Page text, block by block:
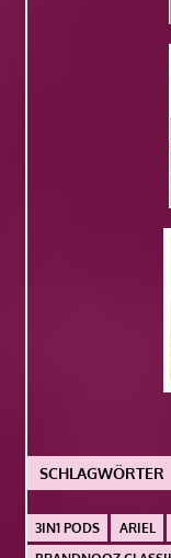
SCHLAGWÖRTER
3IN1 PODS ARIEL